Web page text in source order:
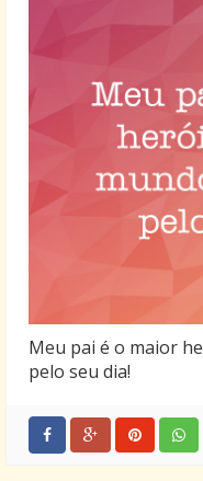
Meu pai é o maior
pelo seu dia!